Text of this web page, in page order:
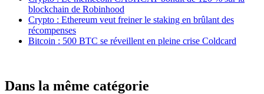
blockchain de Robinhood
Crypto : Ethereum veut freiner le staking en brûlant des
récompenses
Bitcoin : 500 BTC se réveillent en pleine crise Coldcard
Dans la même catégorie